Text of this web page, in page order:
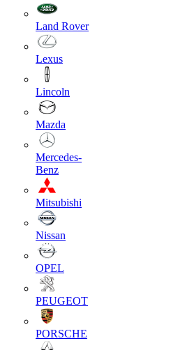
Land Rover
Lexus
Lincoln
Mazda
Mercedes-
Benz
Mitsubishi
Nissan
OPEL
PEUGEOT
PORSCHE